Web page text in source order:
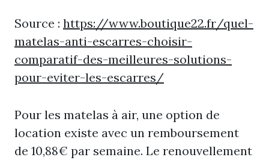
Source : https://www.boutique22.fr/quel-
matelas-anti-escarres-choisir-
comparatif-des-meilleures-solutions-
pour-eviter-les-escarres/
Pour les matelas à air, une option de
location existe avec un remboursement
de 10,88€ par semaine. Le renouvellement